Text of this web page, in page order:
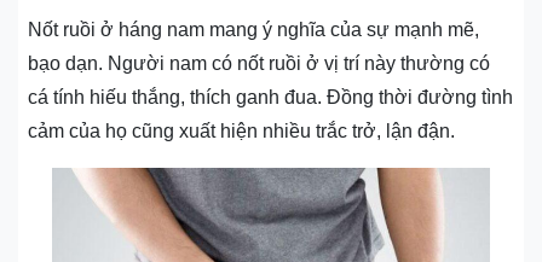
Nốt ruồi ở háng nam mang ý nghĩa của sự mạnh mẽ,
bạo dạn. Người nam có nốt ruồi ở vị trí này thường có
cá tính hiếu thắng, thích ganh đua. Đồng thời đường tình
cảm của họ cũng xuất hiện nhiều trắc trở, lận đận.